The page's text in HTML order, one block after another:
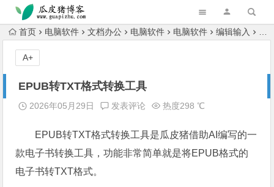
跳转到主内容
首页 电脑软件 文档办公 电脑软件 电脑软件 编辑输入
EPUB转TXT格式转换工具
2026年05月29日 发表评论 热度298 ℃
EPUB转TXT格式转换工具是瓜皮猪借助AI编写的一
款电子书转换工具，功能非常简单就是将EPUB格式的
电子书转TXT格式。
A+